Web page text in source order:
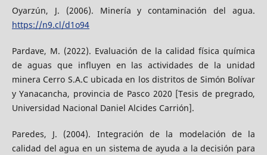
Oyarzún, J. (2006). Minería y contaminación del agua.
https://n9.cl/d1o94
Pardave, M. (2022). Evaluación de la calidad física química
de aguas que influyen en las actividades de la unidad
minera Cerro S.A.C ubicada en los distritos de Simón Bolívar
y Yanacancha, provincia de Pasco 2020 [Tesis de pregrado,
Universidad Nacional Daniel Alcides Carrión].
Paredes, J. (2004). Integración de la modelación de la
calidad del agua en un sistema de ayuda a la decisión para